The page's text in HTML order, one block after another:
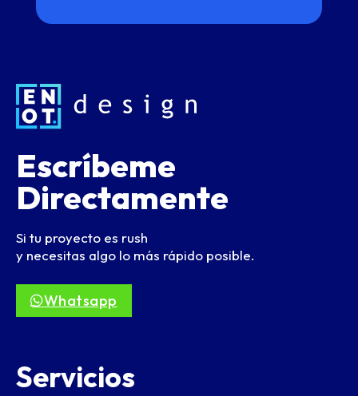
Escríbeme
Directamente
Si tu proyecto es rush
y necesitas algo lo más rápido posible.
Whatsapp
Servicios